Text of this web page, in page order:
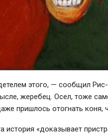
этого, — сообщил
жеребец. Осел, тоже
пришлось отогнать коня,
история «доказывает